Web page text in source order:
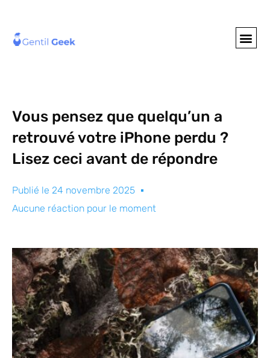
Vous pensez que quelqu’un a
retrouvé votre iPhone perdu ?
Lisez ceci avant de répondre
Publié le 24 novembre 2025
Aucune réaction pour le moment